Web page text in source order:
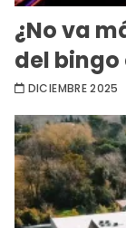
¿No va
del bingo
DICIEMBRE 2025